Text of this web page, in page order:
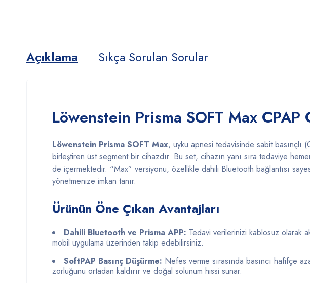
Açıklama Sıkça Sorulan Sorular
Löwenstein Prisma SOFT Max CPAP
Löwenstein Prisma SOFT Max, uyku apnesi tedavisinde sabit basınçlı
birleştiren üst segment bir cihazdır. Bu set, cihazın yanı sıra tedaviye
de içermektedir. “Max” versiyonu, özellikle dahili Bluetooth bağlantısı
yönetmenize imkan tanır.
Ürünün Öne Çıkan Avantajları
Dahili Bluetooth ve Prisma APP: Tedavi verilerinizi kablosuz olarak
mobil uygulama üzerinden takip edebilirsiniz.
SoftPAP Basınç Düşürme: Nefes verme sırasında basıncı hafifçe
zorluğunu ortadan kaldırır ve doğal solunum hissi sunar.